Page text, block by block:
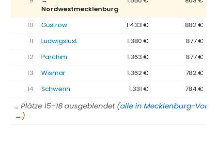
Nordwestmecklenburg
10 Güstrow 1.433 €
882 €
11
Ludwigslust 1.380 €
877 €
12
Parchim 1.363 €
877 €
13
Wismar 1.362 €
782 €
14
Schwerin 1.331 € 784 €
… Plätze 15–18 ausgeblendet (alle in Mecklenburg-
→ )